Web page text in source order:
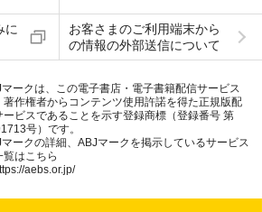
に
お客さまのご利用端末から
の情報の外部送信について
ークは、この電子書店・電子書籍配信サービス
著作権者からコンテンツ使用許諾を得た正規版配
ービスであることを示す登録商標（登録番号 第
号）です。
ークの詳細、ABJマークを掲示しているサービス
覧はこちら
aebs.or.jp/